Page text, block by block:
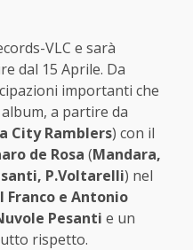
VLC e sarà
dal 15 Aprile. Da
importanti che
a partire da
City Ramblers) con il
de Rosa (Mandara,
P.Voltarelli) nel
Franco e Antonio
Pesanti e un
rispetto.